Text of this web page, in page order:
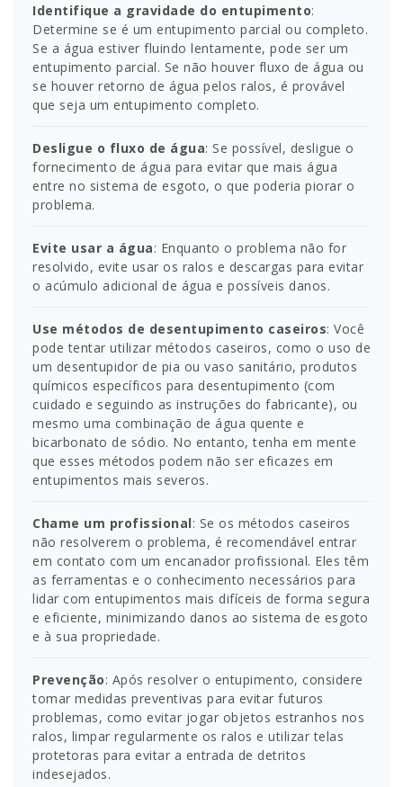
Identifique a gravidade do entupimento:
Determine se é um entupimento parcial ou completo.
Se a água estiver fluindo lentamente, pode ser um
entupimento parcial. Se não houver fluxo de água ou
se houver retorno de água pelos ralos, é provável
que seja um entupimento completo.
Desligue o fluxo de água: Se possível, desligue o
fornecimento de água para evitar que mais água
entre no sistema de esgoto, o que poderia piorar o
problema.
Evite usar a água: Enquanto o problema não for
resolvido, evite usar os ralos e descargas para evitar
o acúmulo adicional de água e possíveis danos.
Use métodos de desentupimento caseiros: Você
pode tentar utilizar métodos caseiros, como o uso de
um desentupidor de pia ou vaso sanitário, produtos
químicos específicos para desentupimento (com
cuidado e seguindo as instruções do fabricante), ou
mesmo uma combinação de água quente e
bicarbonato de sódio. No entanto, tenha em mente
que esses métodos podem não ser eficazes em
entupimentos mais severos.
Chame um profissional: Se os métodos caseiros
não resolverem o problema, é recomendável entrar
em contato com um encanador profissional. Eles têm
as ferramentas e o conhecimento necessários para
lidar com entupimentos mais difíceis de forma segura
e eficiente, minimizando danos ao sistema de esgoto
e à sua propriedade.
Prevenção: Após resolver o entupimento, considere
tomar medidas preventivas para evitar futuros
problemas, como evitar jogar objetos estranhos nos
ralos, limpar regularmente os ralos e utilizar telas
protetoras para evitar a entrada de detritos
indesejados.